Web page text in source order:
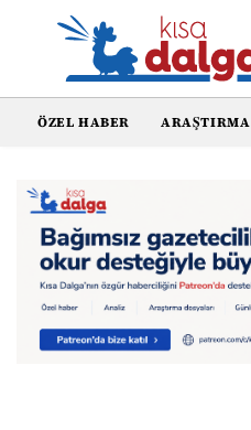
ÖZEL HABER ARAŞTIRMA